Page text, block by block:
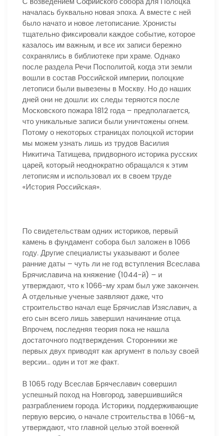
началась буквально новая эпоха. А вместе с ней
было начато и новое летописание. Хронисты
тщательно фиксировали каждое событие, которое
казалось им важным, и все их записи бережно
сохранялись в библиотеке при храме. Однако
после раздела Речи Посполитой, когда эти земли
вошли в состав Российской империи, полоцкие
летописи были вывезены в Москву. Но до наших
дней они не дошли: их следы теряются после
Московского пожара 1812 года – предполагается,
что уникальные записи были уничтожены огнем.
Потому о некоторых страницах полоцкой истории
мы можем узнать лишь из трудов Василия
Никитича Татищева, придворного историка русских
царей, который неоднократно обращался к этим
летописям и использовал их в своем труде
«История Российская».
По свидетельствам одних историков, первый
камень в фундамент собора был заложен в 1066
году. Другие специалисты указывают и более
ранние даты – чуть ли не год вступления Всеслава
Брячиславича на княжение (1044-й) – и
утверждают, что к 1066-му храм был уже закончен.
А отдельные ученые заявляют даже, что
строительство начал еще Брячислав Изяславич, а
его сын всего лишь завершил начинание отца.
Впрочем, последняя теория пока не нашла
достаточного подтверждения. Сторонники же
первых двух приводят как аргумент в пользу своей
версии… один и тот же факт.
В 1065 году Всеслав Брячеславич совершил
успешный поход на Новгород, завершившийся
разграблением города. Историки, поддерживающие
первую версию, о начале строительства в 1066-м,
утверждают, что главной целью этой военной